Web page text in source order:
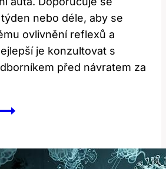
nebo déle, aby se
ovlivnění reflexů a
je konzultovat s
před návratem za
Řízení